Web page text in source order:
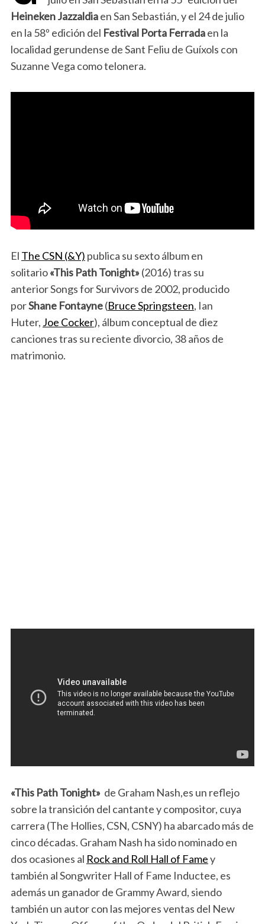
Heineken Jazzaldiaen San Sebastián, y el 24 de julio
en la 58º edición del Festival Porta Ferradaen la
localidad gerundense de Sant Feliu de Guíxols con
Suzanne Vega como telonera.
El The CSN (&Y) publica su sexto álbum en
solitario«This Path Tonight» (2016) tras su
anterior Songs for Survivors de 2002, producido
porShane Fontayne(Bruce Springsteen, Ian
Huter, Joe Cocker), álbum conceptual de diez
canciones tras su reciente divorcio, 38 años de
matrimonio.
«This Path Tonight» de Graham Nash,es un reflejo
sobre la transición del cantante y compositor, cuya
carrera (The Hollies, CSN, CSNY) ha abarcado más de
cinco décadas. Graham Nash ha sido nominado en
dos ocasiones al Rock and Roll Hall of Famey
también al Songwriter Hall of Fame Inductee, es
además un ganador de Grammy Award, siendo
también un autor con las mejores ventas del New